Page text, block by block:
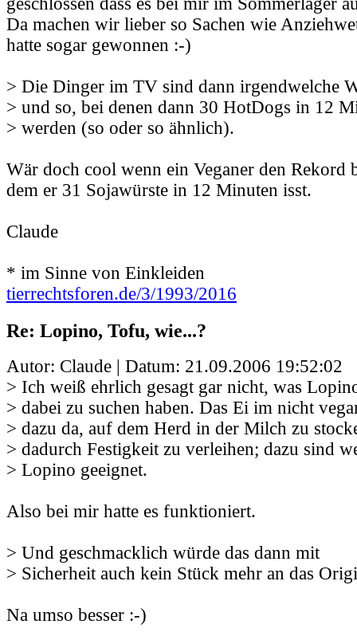
Da machen wir lieber so Sachen wie
hatte sogar gewonnen :-)
> Die Dinger im TV sind dann irgendwelche
> und so, bei denen dann 30 HotDogs in 12
> werden (so oder so ähnlich).
Wär doch cool wenn ein Veganer den Rekord
dem er 31 Sojawürste in 12 Minuten isst.
Claude
* im Sinne von Einkleiden
tierrechtsforen.de/3/1993/2016
Re: Lopino, Tofu, wie...?
Autor: Claude | Datum: 21.09.2006 19:52:02
> Ich weiß ehrlich gesagt gar nicht, was
> dabei zu suchen haben. Das Ei im nicht
> dazu da, auf dem Herd in der Milch zu
> dadurch Festigkeit zu verleihen; dazu sind
> Lopino geeignet.
Also bei mir hatte es funktioniert.
> Und geschmacklich würde das dann mit
> Sicherheit auch kein Stück mehr an das
Na umso besser :-)